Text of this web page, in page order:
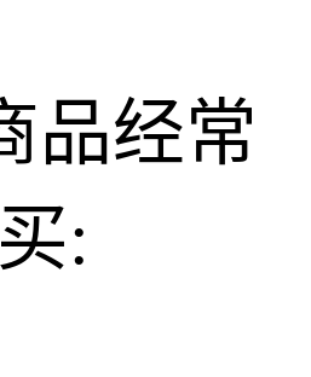
品经常
: